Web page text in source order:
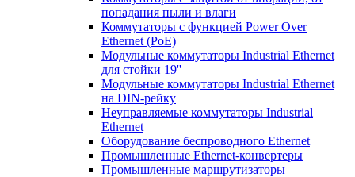
попадания пыли и влаги
Коммутаторы с функцией Power Over
Ethernet (PoE)
Модульные коммутаторы Industrial Ethernet
для стойки 19''
Модульные коммутаторы Industrial Ethernet
на DIN-рейку
Неуправляемые коммутаторы Industrial
Ethernet
Оборудование беспроводного Ethernet
Промышленные Ethernet-конвертеры
Промышленные маршрутизаторы